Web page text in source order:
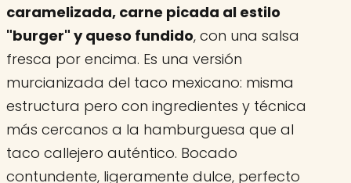
caramelizada, carne picada al estilo
"burger" y queso fundido, con una salsa
fresca por encima. Es una versión
murcianizada del taco mexicano: misma
estructura pero con ingredientes y técnica
más cercanos a la hamburguesa que al
taco callejero auténtico. Bocado
contundente, ligeramente dulce, perfecto